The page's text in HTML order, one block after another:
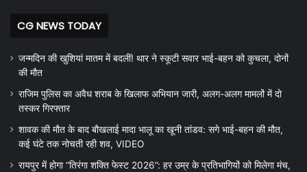
CG NEWS TODAY
जन्मदिन की खुशियां मातम में बदलीं! थार ने स्कूटी सवार भाई-बहन को कुचला, दोनों
की मौत
राजिम पुलिस का अवैध शराब के खिलाफ अभियान जारी, अलग-अलग मामलों में दो
तस्कर गिरफ्तार
शावक की मौत के बाद बौखलाई मादा भालू का खूनी तांडव: सगे भाई-बहन की मौत,
कई घंटे तक नोचती रही शव, VIDEO
रायपुर में होगा “तिरंगा शक्ति फेस्ट 2026”: हर उम्र के प्रतिभागियों को मिलेगा मंच,